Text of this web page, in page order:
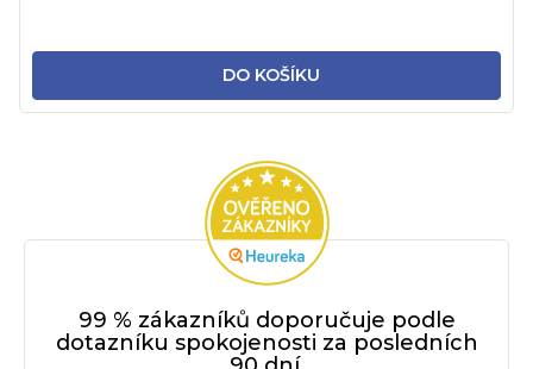
DO KOŠÍKU
99 % zákazníků doporučuje podle
dotazníku spokojenosti za posledních